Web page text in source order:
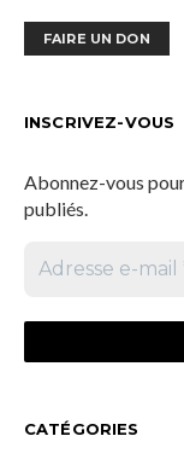
FAIRE UN DON
INSCRIVEZ-VOUS
Abonnez-vous
publiés.
CATÉGORIES